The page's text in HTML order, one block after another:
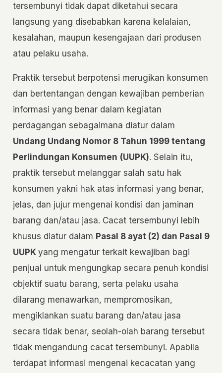
tersembunyi tidak dapat diketahui secara
langsung yang disebabkan karena kelalaian,
kesalahan, maupun kesengajaan dari produsen
atau pelaku usaha.
Praktik tersebut berpotensi merugikan konsumen
dan bertentangan dengan kewajiban pemberian
informasi yang benar dalam kegiatan
perdagangan sebagaimana diatur dalam
Undang Undang Nomor 8 Tahun 1999 tentang
Perlindungan Konsumen (UUPK). Selain itu,
praktik tersebut melanggar salah satu hak
konsumen yakni hak atas informasi yang benar,
jelas, dan jujur mengenai kondisi dan jaminan
barang dan/atau jasa. Cacat tersembunyi lebih
khusus diatur dalam Pasal 8 ayat (2) dan Pasal 9
UUPK yang mengatur terkait kewajiban bagi
penjual untuk mengungkap secara penuh kondisi
objektif suatu barang, serta pelaku usaha
dilarang menawarkan, mempromosikan,
mengiklankan suatu barang dan/atau jasa
secara tidak benar, seolah-olah barang tersebut
tidak mengandung cacat tersembunyi. Apabila
terdapat informasi mengenai kecacatan yang